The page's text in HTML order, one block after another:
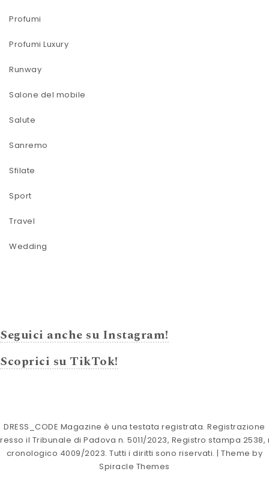
Profumi
Profumi Luxury
Runway
Salone del mobile
Salute
Sanremo
Sfilate
Sport
Travel
Wedding
Seguici anche su Instagram!
Scoprici su TikTok!
DRESS_CODE Magazine è una testata registrata. Registrazione
il Tribunale di Padova n. 5011/2023, Registro stampa 2538,
cronologico 4009/2023. Tutti i diritti sono riservati. | Theme by
Spiracle Themes